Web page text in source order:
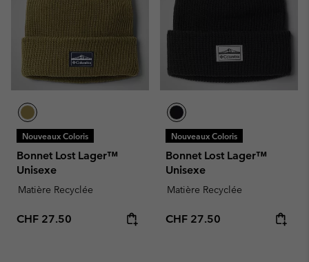
Nouveaux Coloris
Bonnet Lost Lager™
Unisexe
Matière Recyclée
Regular price:
CHF 27.50
Nouveaux Coloris
Bonnet Lost Lager™
Unisexe
Matière Recyclée
Regular price:
CHF 27.50